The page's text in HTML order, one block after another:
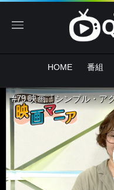
HOME 番組